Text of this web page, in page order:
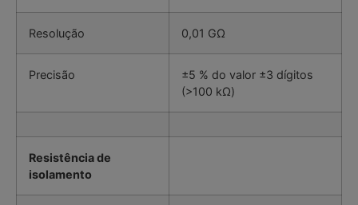
Resolução 0,01 GΩ
Precisão
±5 % do valor ±3 dígitos
(>100 kΩ)
Resistência de
isolamento